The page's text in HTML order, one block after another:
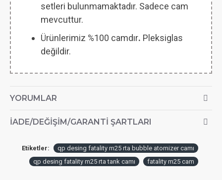
setleri bulunmamaktadır. Sadece cam
mevcuttur.
Ürünlerimiz %100 camdır. Pleksiglas
değildir.
YORUMLAR
İADE/DEĞIŞIM/GARANTI ŞARTLARI
Etiketler:
qp desing fatality m25 rta bubble atomizer camı
qp desing fatality m25 rta tank camı
fatality m25 cam